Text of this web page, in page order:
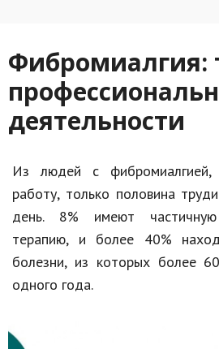
Фибромиалгия:
деятельности
Из людей с фибромиалгией,
работу, только половина
день. 8% имеют частичную
терапию, и более 40%
болезни, из которых более
одного года.